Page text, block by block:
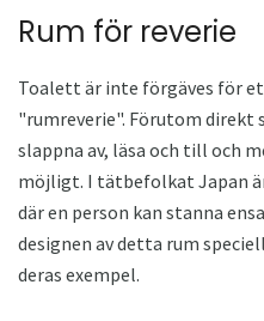
Rum för reverie
Toalett är inte förgäves för
"rumreverie". Förutom direkt
slappna av, läsa och till och
möjligt. I tätbefolkat Japan
där en person kan stanna
designen av detta rum
deras exempel.